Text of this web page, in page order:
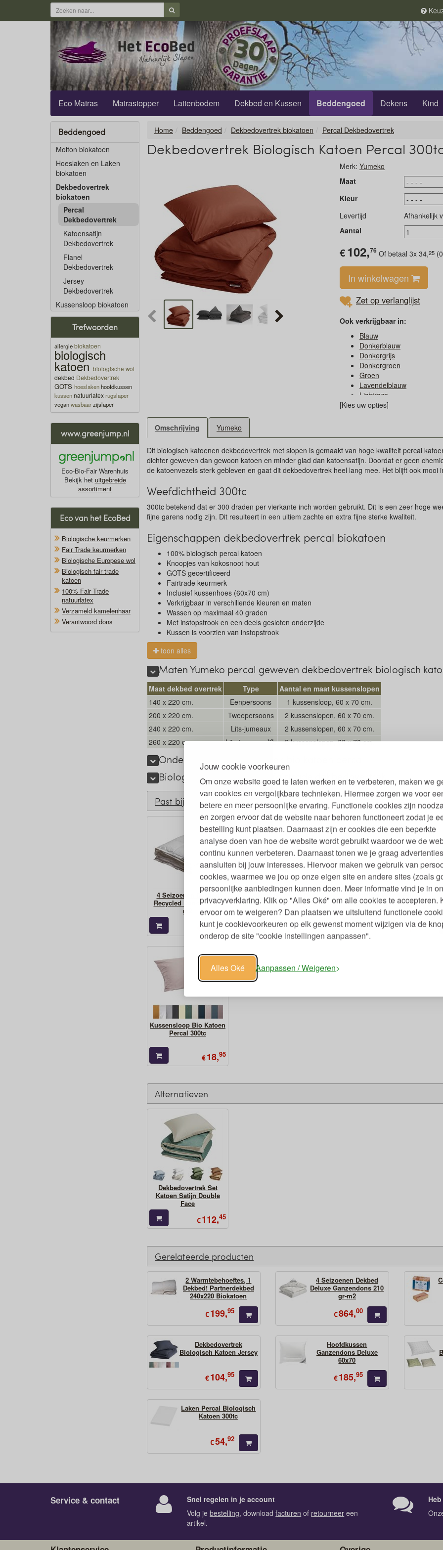
Jouw cookie voorkeuren
Om onze website goed te laten werken en te verbeteren, maken we
van cookies en vergelijkbare technieken. Hiermee zorgen we voor
betere en meer persoonlijke ervaring. Functionele cookies zijn
en zorgen ervoor dat de website naar behoren functioneert zodat je
bestelling kunt plaatsen. Daarnaast zijn er cookies die een beperkte
analyse doen van hoe de website wordt gebruikt waardoor we de
continu kunnen verbeteren. Daarnaast tonen we je graag
aansluiten bij jouw interesses. Hiervoor maken we gebruik van
cookies, waarmee we jou op onze eigen site en andere sites (zoals
persoonlijke aanbiedingen kunnen doen. Meer informatie vind je in
privacyverklaring. Klik op "Alles Oké" om alle cookies te accepteren.
ervoor om te weigeren? Dan plaatsen we uitsluitend functionele
kunt je cookievoorkeuren op elk gewenst moment wijzigen via de
onderop de site "cookie instellingen aanpassen".
Alles Oké Aanpassen / Weigeren
Eco Matras Matrastopper Lattenbodem Dekbed en Kussen Beddengoed Dekens Kind
Beddengoed
Molton biokatoen
Hoeslaken en Laken
biokatoen
Dekbedovertrek
biokatoen
Percal
Dekbedovertrek
Katoensatijn
Dekbedovertrek
Flanel
Dekbedovertrek
Jersey
Dekbedovertrek
Kussensloop biokatoen
Trefwoorden
allergiebiokatoen
biologisch
katoen biologische wol
dekbed Dekbedovertrek
GOTS hoeslakenhoofdkussen
kussennatuurlatexrugslaper
veganwasbaarzijslaper
www.greenjump.nl
Eco-Bio-Fair Warenhuis
Bekijk het uitgebreide
assortiment
Eco van het EcoBed
Biologische keurmerken
Fair Trade keurmerken
Biologische Europese wol
Biologisch fair trade
katoen
100% Fair Trade
natuurlatex
Verzameld kamelenhaar
Verantwoord dons
Home Beddengoed Dekbedovertrek biokatoen Percal Dekbedovertrek
Dekbedovertrek Biologisch Katoen Percal
Merk: Yumeko
Maat
Kleur
Levertijd
Afhankelijk
Aantal
€102,76 Of betaal 3x 34,25
In winkelwagen
Zet op verlanglijst
Ook verkrijgbaar in:
Blauw
Donkerblauw
Donkergrijs
Donkergroen
Groen
Lavendelblauw
Lichtroze
Lichtzand
[Kies uw opties]
Omschrijving Yumeko
Dit biologisch katoenen dekbedovertrek met slopen is gemaakt van hoge kwaliteit percal
dichter geweven dan gewoon katoen en minder glad dan katoensatijn. Doordat er geen
de katoenvezels sterk gebleven en gaat dit dekbedovertrek heel lang mee. Het blijft ook mooi
Weefdichtheid 300tc
300tc betekend dat er 300 draden per vierkante inch worden gebruikt. Dit is een zeer hoge
fijne garens nodig zijn. Dit resulteert in een ultiem zachte en extra fijne sterke kwaliteit.
Eigenschappen dekbedovertrek percal biokatoen
100% biologisch percal katoen
Knoopjes van kokosnoot hout
GOTS gecertificeerd
Fairtrade keurmerk
Inclusief kussenhoes (60x70 cm)
Verkrijgbaar in verschillende kleuren en maten
Wassen op maximaal 40 graden
Met instopstrook en een deels gesloten onderzijde
Kussen is voorzien van instopstrook
toon alles
Maten Yumeko percal geweven dekbedovertrek biologisch
Maat dekbed overtrek Type
Aantal en maat kussenslopen
140 x 220 cm.
Eenpersoons
1 kussensloop, 60 x 70 cm.
200 x 220 cm.
Tweepersoons
2 kussenslopen, 60 x 70 cm.
240 x 220 cm.
Lits-jumeaux
2 kussenslopen, 60 x 70 cm.
260 x 220 cm.
Lits-jumeaux XL 2 kussenslopen, 60 x 70 cm.
Onderhoud dekbedovertrek bio katoen percal
Biologisch, ecologisch en fairtrade dekbedovertrek
Past bij
4 Seizoenen Dekbed
Recycled Dons 280 gr-
m2
€459,00
Dekbed Recycled Dons
Lente-Herfst 175 gr-m2
€279,00
Hoeslaken Percal Bio
Katoen 220 cm Lang
€76,49
Kussensloop Bio Katoen
Percal 300tc
€18,95
Alternatieven
Dekbedovertrek Set
Katoen Satijn Double
Face
€112,45
Gerelateerde producten
2 Warmtebehoeftes, 1
Dekbed! Partnerdekbed
240x220 Biokatoen
€199,95
4 Seizoenen Dekbed
Deluxe Ganzendons 210
gr-m2
€864,00
Dekbedovertrek
Biologisch Katoen Jersey
€104,95
Hoofdkussen
Ganzendons Deluxe
60x70
€185,95
Laken Percal Biologisch
Katoen 300tc
€54,92
Service & contact
Snel regelen in je account
Volg jebestelling, downloadfacturen of retourneer een
artikel.